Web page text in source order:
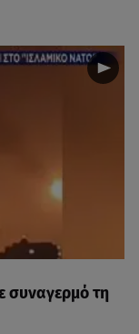
συναγερμό τη